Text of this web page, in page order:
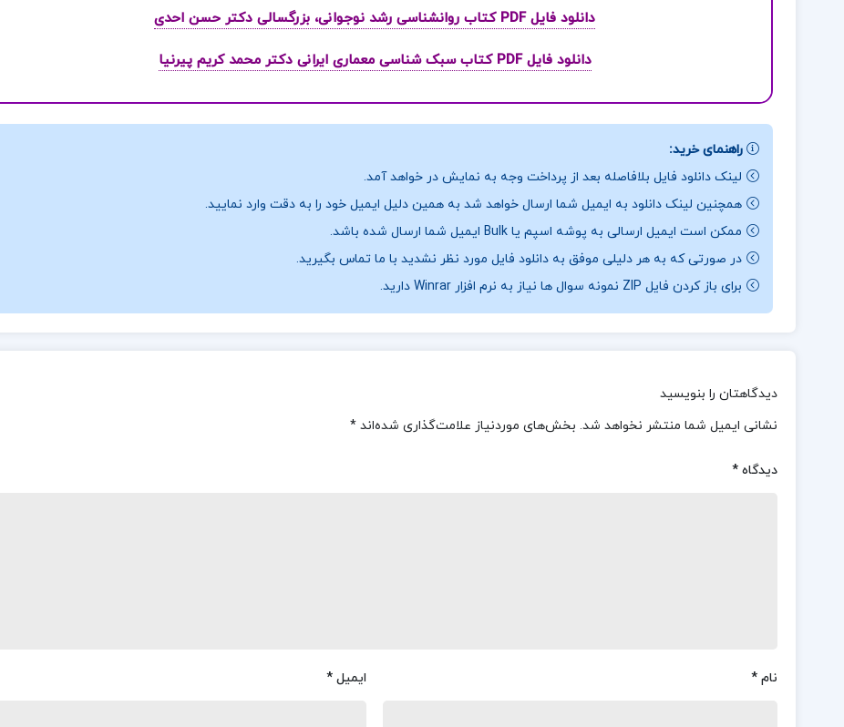
دانلود فایل PDF کتاب روانشناسی رشد نوجوانی، بزرگسالی دکتر حسن احدی
دانلود فایل PDF کتاب سبک شناسی معماری ایرانی دکتر محمد کریم پیرنیا
راهنمای خرید:
لینک دانلود فایل بلافاصله بعد از پرداخت وجه به نمایش در خواهد آمد.
همچنین لینک دانلود به ایمیل شما ارسال خواهد شد به همین دلیل ایمیل خود را به دقت وارد نمایید.
ممکن است ایمیل ارسالی به پوشه اسپم یا Bulk ایمیل شما ارسال شده باشد.
در صورتی که به هر دلیلی موفق به دانلود فایل مورد نظر نشدید با ما تماس بگیرید.
برای باز کردن فایل ZIP نمونه سوال ها نیاز به نرم افزار Winrar دارید.
دیدگاهتان را بنویسید
نشانی ایمیل شما منتشر نخواهد شد. بخش‌های موردنیاز علامت‌گذاری شده‌اند*
دیدگاه*
نام* ایمیل *